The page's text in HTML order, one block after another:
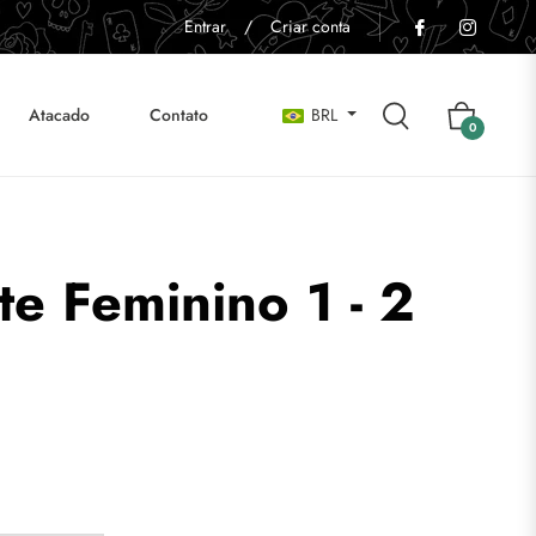
Entrar/ Criar conta
Atacado Contato BRL Carrinho
0
Feminino 1 - 2